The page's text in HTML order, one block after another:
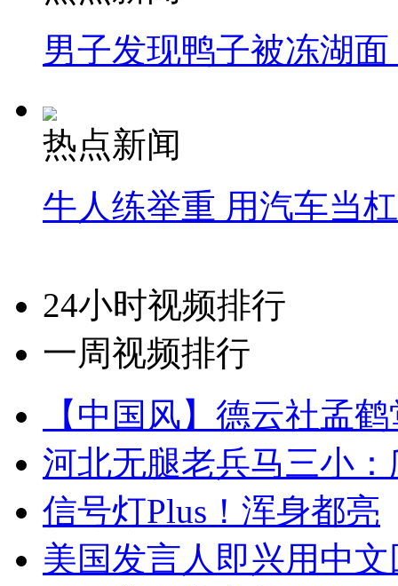
男子发现鸭子被冻湖
热点新闻
牛人练举重 用汽车当
24小时视频排行
一周视频排行
【中国风】德云社孟
河北无腿老兵马三小
信号灯Plus！浑身都亮
美国发言人即兴用中